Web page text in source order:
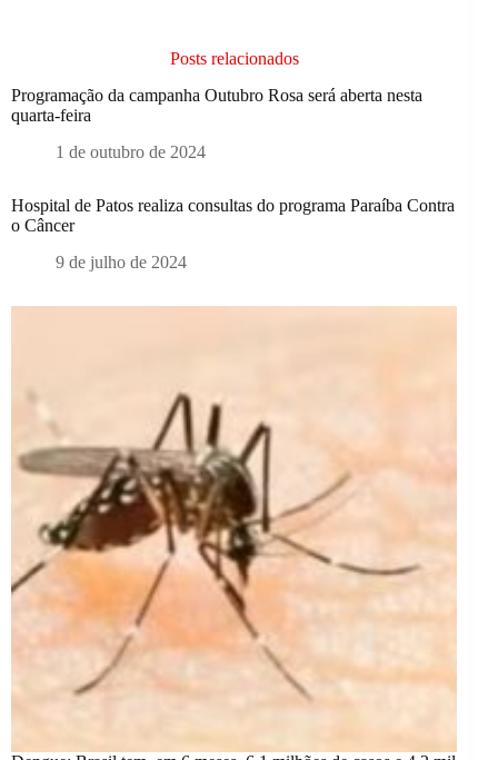
Posts relacionados
Programação da campanha Outubro Rosa será aberta nesta
quarta-feira
1 de outubro de 2024
Hospital de Patos realiza consultas do programa Paraíba Contra
o Câncer
9 de julho de 2024